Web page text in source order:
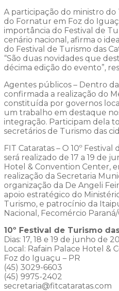
A participação do ministro do
do Fornatur em Foz do
importância do Festival de
cenário nacional, afirma o
do Festival de Turismo das
“São duas novidades que
décima edição do evento”,
Agentes públicos – Dentro
confirmada a realização do
constituída por governos
um trabalho em destaque
integração. Participam dela
secretários de Turismo das
FIT Cataratas – O 10º
será realizado de 17 a 19 de
Hotel & Convention Center,
realização da Secretaria
organização da De Angeli
apoio estratégico do
Turismo, e patrocínio da
Nacional, Fecomércio
10º Festival de Turismo
Dias: 17, 18 e 19 de junho de
Local: Rafain Palace Hotel &
Foz do Iguaçu – PR
(45) 3029-6603
(45) 9975-2402
secretaria@fitcataratas.com